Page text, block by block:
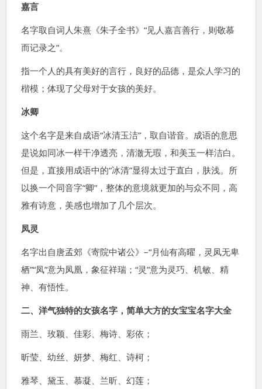
嘉言
名字取自词人朱熹《朱子全书》“见人嘉言善行，则敬慕
而记录之”。
指一个人的具有美好的言行，良好的品德，是众人学习的
楷模；体现了父母对于女孩的美好。
冰卿
这个名字是来自成语“冰清玉洁”，取自谐音。成语的意思
是说如同冰一样干净透亮，清澈无瑕，和美玉一样洁白。
但是，直接用成语中的“冰清”显得太过于直白，肤浅。所
以换一个同音字“卿”，整体的意境就更加的与众不同，高
雅有诗意，美感也增加了几个层次。
凤灵
名字出自唐孟郊《寄院中诸公》–“月仙有高曜，灵凤无卑
栖”“凤”意为凤凰，象征祥瑞；“灵”意为灵巧、机敏、精
神、有悟性。
二、洋气独特的女孩名字，简单大方的女宝宝名字大全
雨兰、玫颖、佳彩、梅诗、彩依；
昕莹、幼丝、妍梦、梅红、诗柯；
雅琴、黛玉、慕凝、兰昕、幻莲；